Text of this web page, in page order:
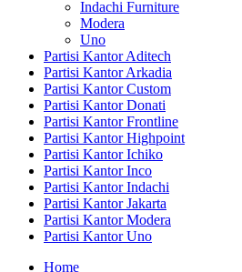
Indachi Furniture
Modera
Uno
Partisi Kantor Aditech
Partisi Kantor Arkadia
Partisi Kantor Custom
Partisi Kantor Donati
Partisi Kantor Frontline
Partisi Kantor Highpoint
Partisi Kantor Ichiko
Partisi Kantor Inco
Partisi Kantor Indachi
Partisi Kantor Jakarta
Partisi Kantor Modera
Partisi Kantor Uno
Home